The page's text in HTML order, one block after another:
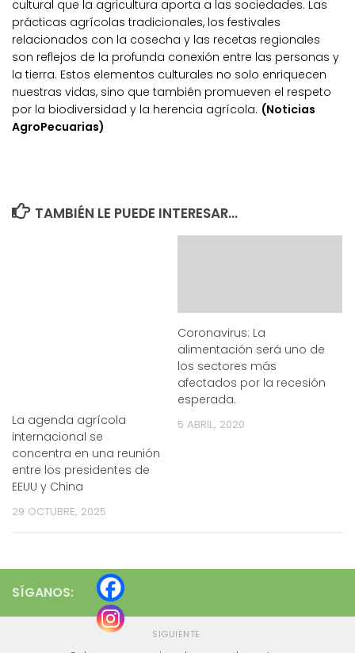
cultural que la agricultura aporta a las sociedades. Las
prácticas agrícolas tradicionales, los festivales
relacionados con la cosecha y las recetas regionales
son reflejos de la profunda conexión entre las personas y
la tierra. Estos elementos culturales no solo enriquecen
nuestras vidas, sino que también promueven el respeto
por la biodiversidad y la herencia agrícola. (Noticias
AgroPecuarias)
TAMBIÉN LE PUEDE INTERESAR...
La agenda agrícola
internacional se
concentra en una reunión
entre los presidentes de
EEUU y China
29 OCTUBRE, 2025
Coronavirus: La
alimentación será uno de
los sectores más
afectados por la recesión
esperada.
5 ABRIL, 2020
SÍGANOS:
SIGUIENTE